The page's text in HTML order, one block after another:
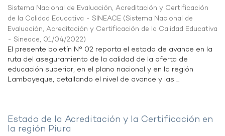
Sistema Nacional de Evaluación, Acreditación y Certificación
de la Calidad Educativa - SINEACE (Sistema Nacional de
Evaluación, Acreditación y Certificación de la Calidad Educativa
- Sineace, 01/04/2022)
El presente boletín N° 02 reporta el estado de avance en la
ruta del aseguramiento de la calidad de la oferta de
educación superior, en el plano nacional y en la región
Lambayeque, detallando el nivel de avance y las ...
Estado de la Acreditación y la Certificación en
la región Piura